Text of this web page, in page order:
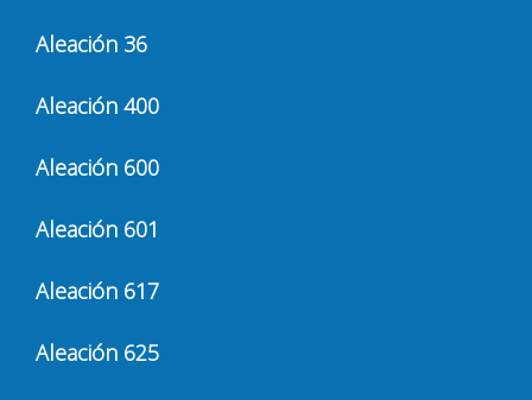
Aleación 36
Aleación 400
Aleación 600
Aleación 601
Aleación 617
Aleación 625